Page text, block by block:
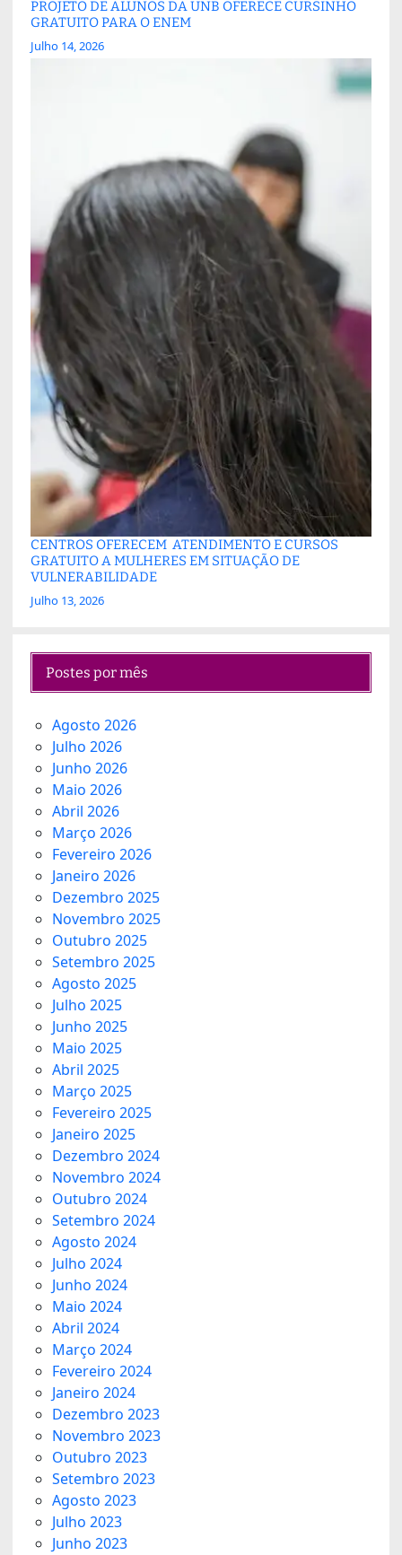
PROJETO DE ALUNOS DA UNB OFERECE CURSINHO
GRATUITO PARA O ENEM
Julho 14, 2026
CENTROS OFERECEM ATENDIMENTO E CURSOS
GRATUITO A MULHERES EM SITUAÇÃO DE
VULNERABILIDADE
Julho 13, 2026
Postes por mês
Agosto 2026
Julho 2026
Junho 2026
Maio 2026
Abril 2026
Março 2026
Fevereiro 2026
Janeiro 2026
Dezembro 2025
Novembro 2025
Outubro 2025
Setembro 2025
Agosto 2025
Julho 2025
Junho 2025
Maio 2025
Abril 2025
Março 2025
Fevereiro 2025
Janeiro 2025
Dezembro 2024
Novembro 2024
Outubro 2024
Setembro 2024
Agosto 2024
Julho 2024
Junho 2024
Maio 2024
Abril 2024
Março 2024
Fevereiro 2024
Janeiro 2024
Dezembro 2023
Novembro 2023
Outubro 2023
Setembro 2023
Agosto 2023
Julho 2023
Junho 2023